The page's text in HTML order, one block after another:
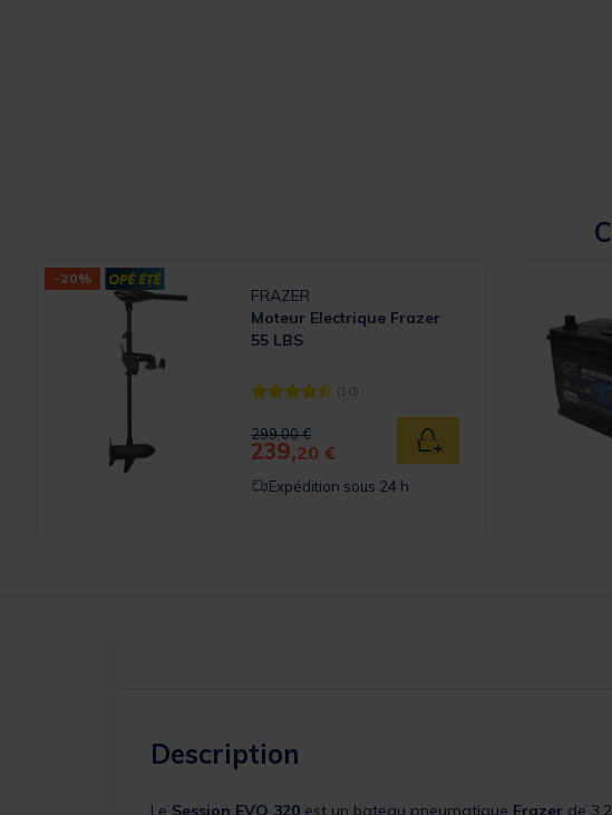
-20%
FRAZER
Moteur Electrique Frazer
55 LBS
[object Object] out of 5 Customer Rating
(10)
Price reduced from
299,00 €to
239,20 € Ajouter au panier
Expédition sous 24 h
Description
Le Session EVO 320 est un bateau pneumatique Frazer de